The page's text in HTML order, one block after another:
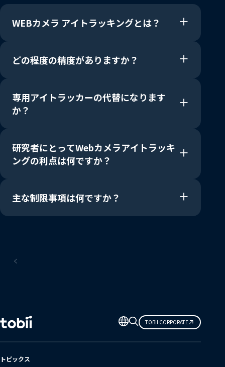
WEBカメラ アイトラッキングとは？
どの程度の精度がありますか？
専用アイトラッカーの代替になります
か？
研究者にとってWebカメラアイトラッキ
ングの利点は何ですか？
主な制限事項は何ですか？
言
語
の
更
TOBII CORPORATE
トピックス